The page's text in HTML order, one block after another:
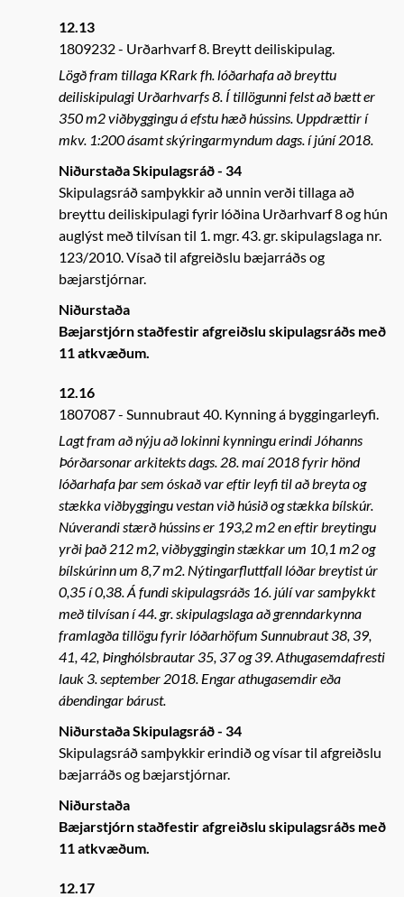
12.13
1809232
Urðarhvarf 8. Breytt deiliskipulag.
Lögð fram tillaga KRark fh. lóðarhafa að breyttu
deiliskipulagi Urðarhvarfs 8. Í tillögunni felst að bætt er
350 m2 viðbyggingu á efstu hæð hússins. Uppdrættir í
mkv. 1:200 ásamt skýringarmyndum dags. í júní 2018.
Niðurstaða Skipulagsráð - 34
Skipulagsráð samþykkir að unnin verði tillaga að
breyttu deiliskipulagi fyrir lóðina Urðarhvarf 8 og hún
auglýst með tilvísan til 1. mgr. 43. gr. skipulagslaga nr.
123/2010. Vísað til afgreiðslu bæjarráðs og
bæjarstjórnar.
Niðurstaða
Bæjarstjórn staðfestir afgreiðslu skipulagsráðs með
11 atkvæðum.
12.16
1807087
Sunnubraut 40. Kynning á byggingarleyfi.
Lagt fram að nýju að lokinni kynningu erindi Jóhanns
Þórðarsonar arkitekts dags. 28. maí 2018 fyrir hönd
lóðarhafa þar sem óskað var eftir leyfi til að breyta og
stækka viðbyggingu vestan við húsið og stækka bílskúr.
Núverandi stærð hússins er 193,2 m2 en eftir breytingu
yrði það 212 m2, viðbyggingin stækkar um 10,1 m2 og
bílskúrinn um 8,7 m2. Nýtingarfluttfall lóðar breytist úr
0,35 í 0,38. Á fundi skipulagsráðs 16. júlí var samþykkt
með tilvísan í 44. gr. skipulagslaga að grenndarkynna
framlagða tillögu fyrir lóðarhöfum Sunnubraut 38, 39,
41, 42, Þinghólsbrautar 35, 37 og 39. Athugasemdafresti
lauk 3. september 2018. Engar athugasemdir eða
ábendingar bárust.
Niðurstaða Skipulagsráð - 34
Skipulagsráð samþykkir erindið og vísar til afgreiðslu
bæjarráðs og bæjarstjórnar.
Niðurstaða
Bæjarstjórn staðfestir afgreiðslu skipulagsráðs með
11 atkvæðum.
12.17